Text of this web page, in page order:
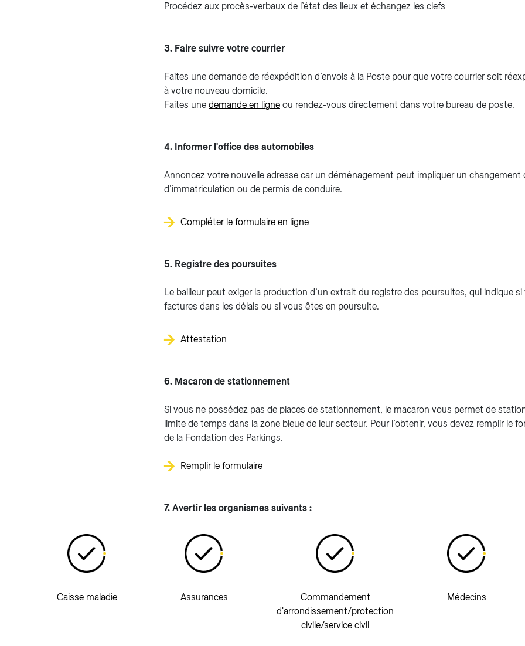
Procédez aux procès-verbaux de l’état des lieux et échangez les clefs
3. Faire suivre votre courrier
Faites une demande de réexpédition d’envois à la Poste pour que votre courrier soit
à votre nouveau domicile.
Faites une demande en ligne ou rendez-vous directement dans votre bureau de poste.
4. Informer l'office des automobiles
Annoncez votre nouvelle adresse car un déménagement peut impliquer un changement
d’immatriculation ou de permis de conduire.
Compléter le formulaire en ligne
5. Registre des poursuites
Le bailleur peut exiger la production d’un extrait du registre des poursuites, qui indique
factures dans les délais ou si vous êtes en poursuite.
Attestation
6. Macaron de stationnement
Si vous ne possédez pas de places de stationnement, le macaron vous permet de
limite de temps dans la zone bleue de leur secteur. Pour l’obtenir, vous devez remplir le
de la Fondation des Parkings.
Remplir le formulaire
7. Avertir les organismes suivants :
Caisse maladie Assurances
Commandement
d'arrondissement/protection
civile/service civil
Médecins